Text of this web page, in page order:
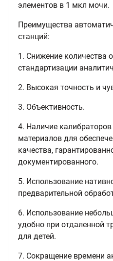
элементов в 1 мкл мочи.
Преимущества
станций:
1. Снижение количества
стандартизации
2. Высокая точность и
3. Объективность.
4. Наличие
материалов для
качества,
документированного.
5. Использование
предварительной
6. Использование
удобно при отдаленной
для детей.
7. Сокращение времени